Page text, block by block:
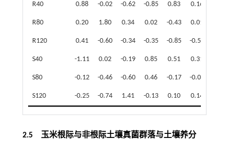
R40 0.88 -0.02 -0.62 -0.85 0.83 0.16
R80 0.20 1.80 0.34 0.02 -0.43 0.01
R120 0.41 -0.60 -0.34 -0.35 -0.85 -0.53
S40 -1.11 0.02 -0.19 0.85 0.51 0.31
S80 -0.12 -0.46 -0.60 0.46 -0.17 -0.09
S120 -0.25 -0.74 1.41 -0.13 0.10 0.14
2.5 玉米根际与非根际土壤真菌群落与土壤养分